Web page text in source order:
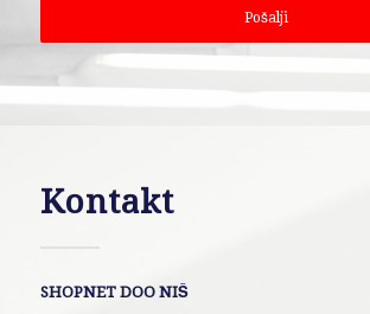
Kontakt
SHOPNET DOO NIŠ